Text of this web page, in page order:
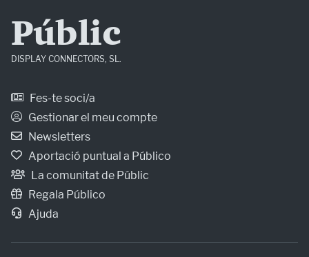
Públic
DISPLAY CONNECTORS, SL.
Fes-te soci/a
Gestionar el meu compte
Newsletters
Aportació puntual a Público
La comunitat de Públic
Regala Público
Ajuda